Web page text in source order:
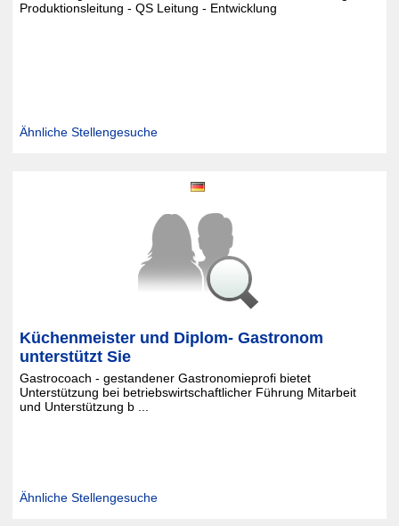
Produktionsleitung - QS Leitung - Entwicklung
Ähnliche Stellengesuche
Küchenmeister und Diplom- Gastronom
unterstützt Sie
Gastrocoach - gestandener Gastronomieprofi bietet
Unterstützung bei betriebswirtschaftlicher Führung Mitarbeit
und Unterstützung b ...
Ähnliche Stellengesuche